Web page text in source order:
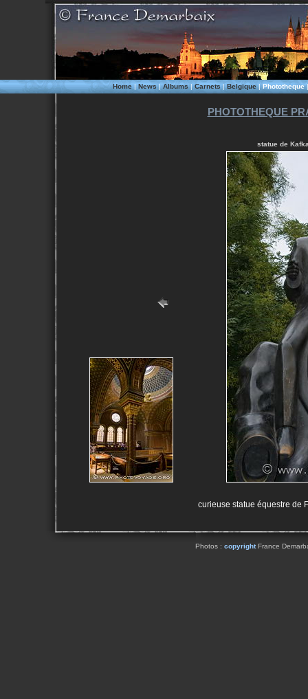
Home|News|Albums|Carnets|Belgique|Phototheque
PHOTOTHEQUE
statue de
curieuse statue équestre de
Photos : copyrightFrance